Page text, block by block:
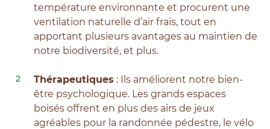
température environnante et procurent une
ventilation naturelle d’air frais, tout en
apportant plusieurs avantages au maintien de
notre biodiversité, et plus.
Thérapeutiques : Ils améliorent notre bien-
être psychologique. Les grands espaces
boisés offrent en plus des airs de jeux
agréables pour la randonnée pédestre, le vélo